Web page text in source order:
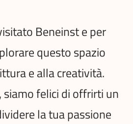
Beneinst e per
questo spazio
e alla creatività.
siamo felici di offrirti un
la tua passione